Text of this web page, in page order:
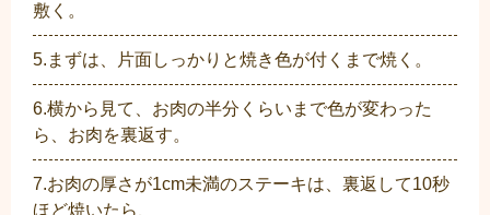
敷く。
5.まずは、片面しっかりと焼き色が付くまで焼く。
6.横から見て、お肉の半分くらいまで色が変わった
ら、お肉を裏返す。
7.お肉の厚さが1cm未満のステーキは、裏返して10秒
ほど焼いたら、